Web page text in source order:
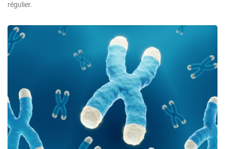
régulier.